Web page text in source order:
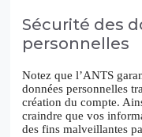
Sécurité des
personnelles
Notez que l’ANTS
données personnelles
création du compte.
craindre que vos
des fins malveillantes